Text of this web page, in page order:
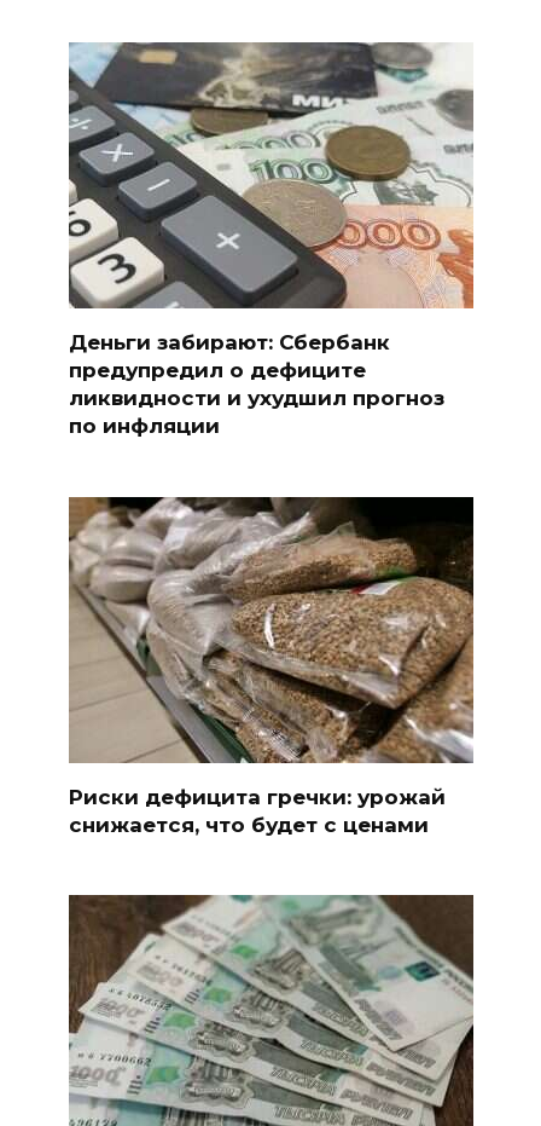
Деньги забирают: Сбербанк
предупредил о дефиците
ликвидности и ухудшил прогноз
по инфляции
Риски дефицита гречки: урожай
снижается, что будет с ценами